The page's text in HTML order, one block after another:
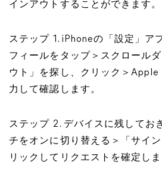
インアウトすることができます。
ステップ 1. iPhoneの「設定」ア
フィールをタップ＞スクロール
ウト」を探し、クリック＞
力して確認します。
ステップ 2. デバイスに残してお
チをオンに切り替える＞「サイ
リックしてリクエストを確定しま